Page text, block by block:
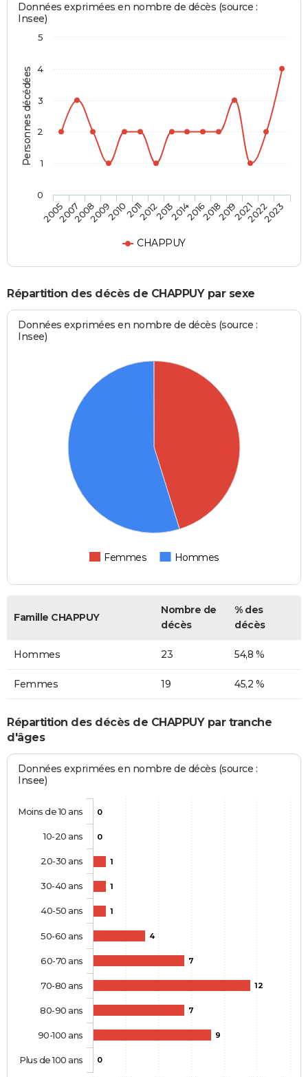
Personnes décédées
Données exprimées en nombre de décès (source :
Insee)
CHAPPUY
200520072008200920102011201220132014201620182019202120222023
0
1
2
3
4
5
Répartition des décès de CHAPPUY par sexe
Données exprimées en nombre de décès (source :
Insee)
Femmes Hommes
Famille CHAPPUY
Nombre de
décès
% des
décès
Hommes 23 54,8 %
Femmes 19 45,2 %
Répartition des décès de CHAPPUY par tranche
d'âges
Données exprimées en nombre de décès (source :
Insee)
0
0
1
1
1
4
7
12
7
9
0
Moins de 10 ans
10-20 ans
20-30 ans
30-40 ans
40-50 ans
50-60 ans
60-70 ans
70-80 ans
80-90 ans
90-100 ans
Plus de 100 ans